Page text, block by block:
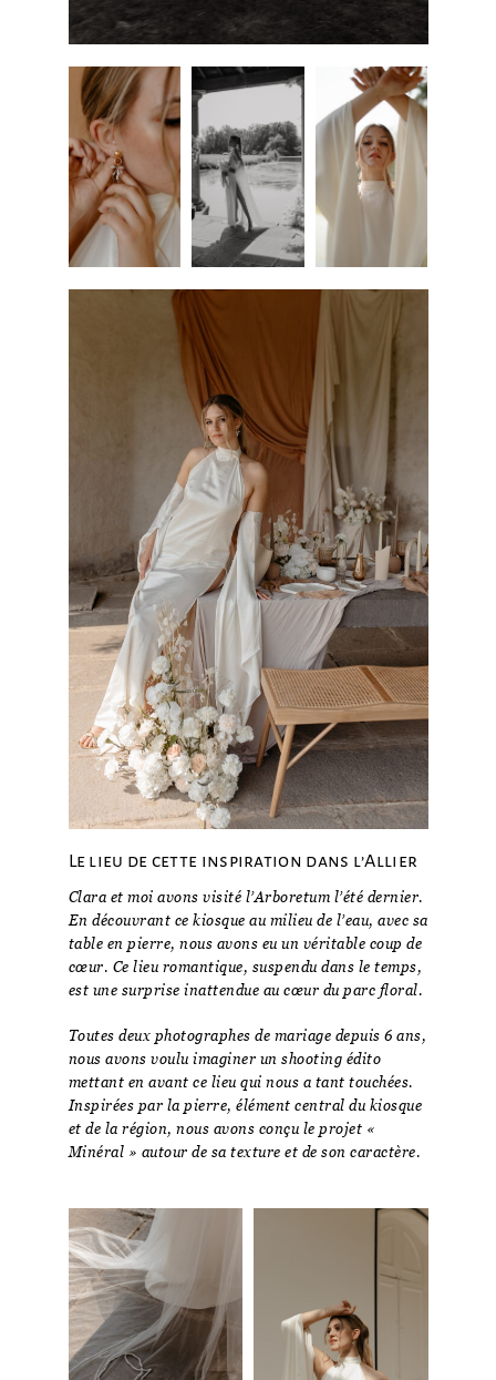
Le lieu de cette inspiration dans l’Allier
Clara et moi avons visité l’Arboretum l’été dernier.
En découvrant ce kiosque au milieu de l’eau, avec sa
table en pierre, nous avons eu un véritable coup de
cœur. Ce lieu romantique, suspendu dans le temps,
est une surprise inattendue au cœur du parc floral.
Toutes deux photographes de mariage depuis 6 ans,
nous avons voulu imaginer un shooting édito
mettant en avant ce lieu qui nous a tant touchées.
Inspirées par la pierre, élément central du kiosque
et de la région, nous avons conçu le projet «
Minéral » autour de sa texture et de son caractère.